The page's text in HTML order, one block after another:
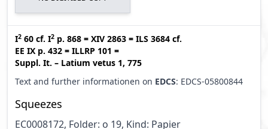
I2 60 cf. I2 p. 868 = XIV 2863 = ILS 3684 cf.
EE IX p. 432 = ILLRP 101 =
Suppl. It. – Latium vetus 1, 775
Text and further informationen on EDCS: EDCS-05800844
Squeezes
EC0008172, Folder: o 19, Kind: Papier